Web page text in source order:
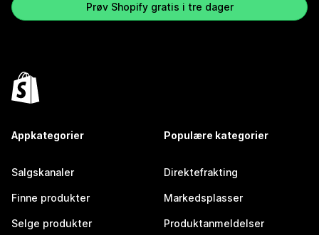
Prøv Shopify gratis i tre dager
Appkategorier
Salgskanaler
Finne produkter
Selge produkter
Populære kategorier
Direktefrakting
Markedsplasser
Produktanmeldelser